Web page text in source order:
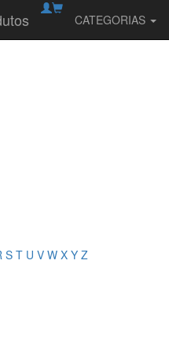
CATEGORIAS
S T U V W X Y Z